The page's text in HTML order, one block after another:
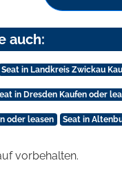
auch:
Seat in Landkreis Zwickau
in Dresden Kaufen oder
oder leasen Seat in
vorbehalten.